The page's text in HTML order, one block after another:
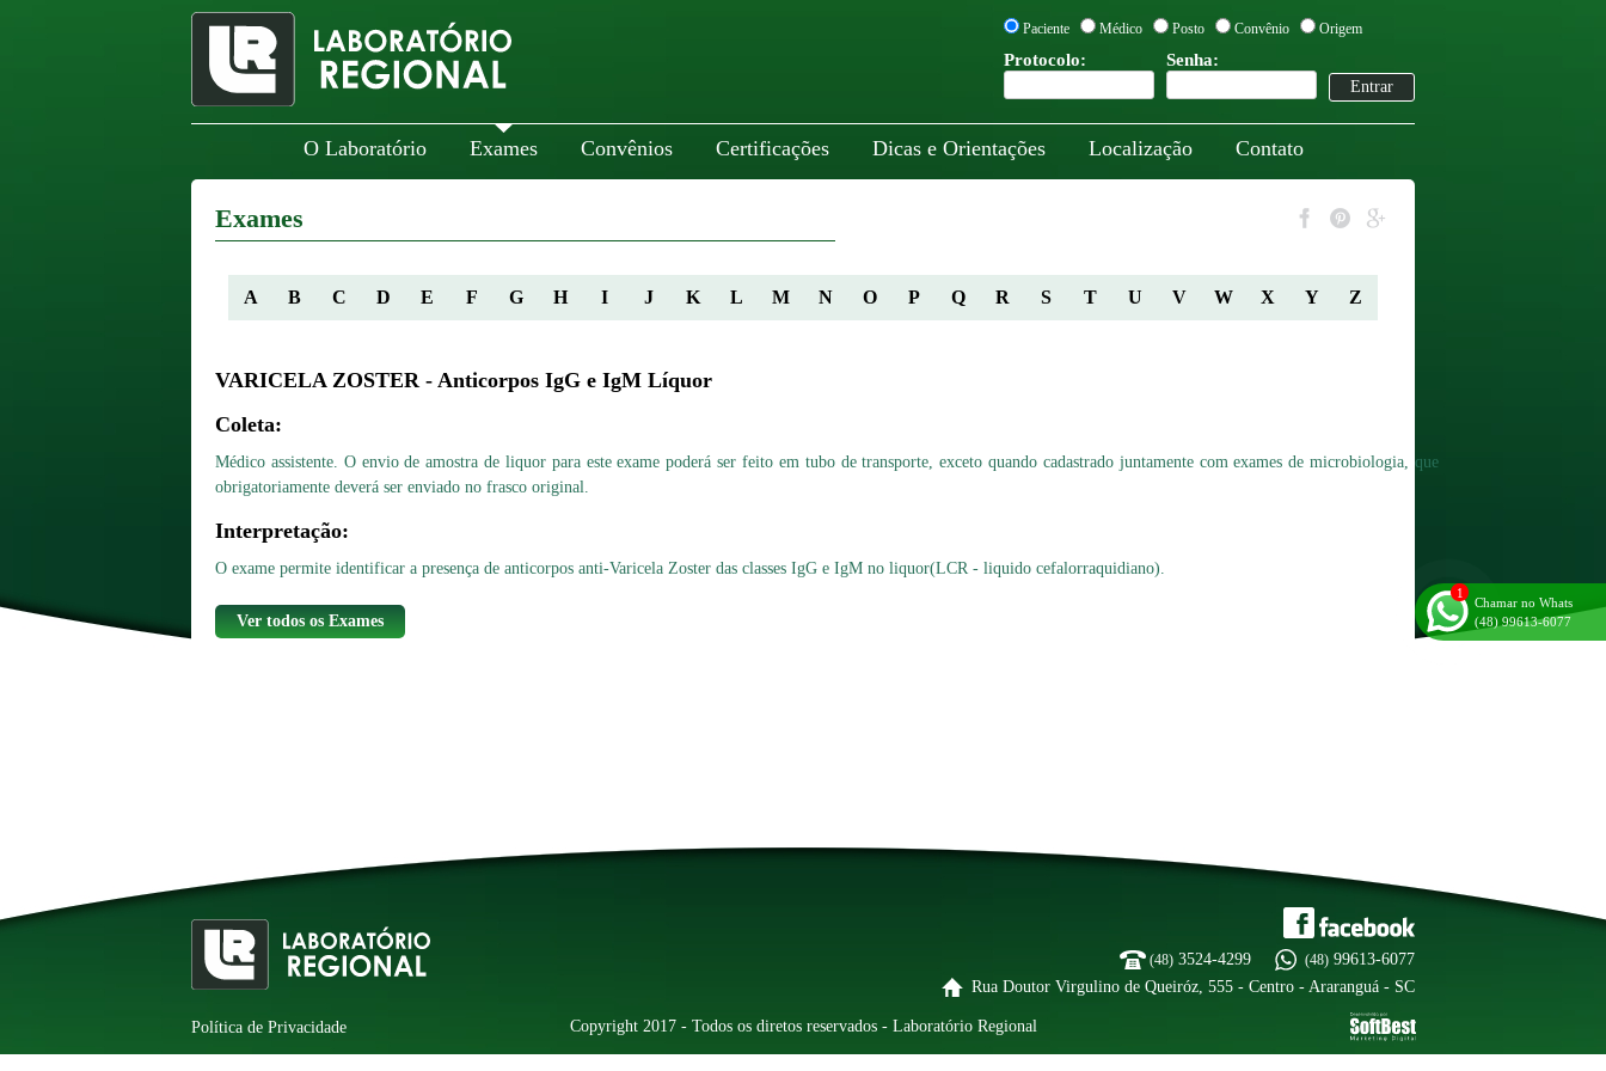
Paciente Médico Posto Convênio Origem
Protocolo: Senha:
O Laboratório Exames Convênios Certificações Dicas e Orientações Localização Contato
Exames
A B C D E F G H I J K L M N O P Q R S T U V W X Y Z
VARICELA ZOSTER - Anticorpos IgG e IgM Líquor
Coleta:
Médico assistente. O envio de amostra de liquor para este exame poderá ser feito em tubo de transporte, exceto quando cadastrado juntamente com exames de microbiologia, que
obrigatoriamente deverá ser enviado no frasco original.
Interpretação:
O exame permite identificar a presença de anticorpos anti-Varicela Zoster das classes IgG e IgM no liquor(LCR - liquido cefalorraquidiano).
Ver todos os Exames
Chamar no Whats
(48) 99613-6077
(48) 3524-4299 (48) 99613-6077
Rua Doutor Virgulino de Queiróz, 555 - Centro - Araranguá - SC
Política de Privacidade Copyright 2017 - Todos os diretos reservados - Laboratório Regional